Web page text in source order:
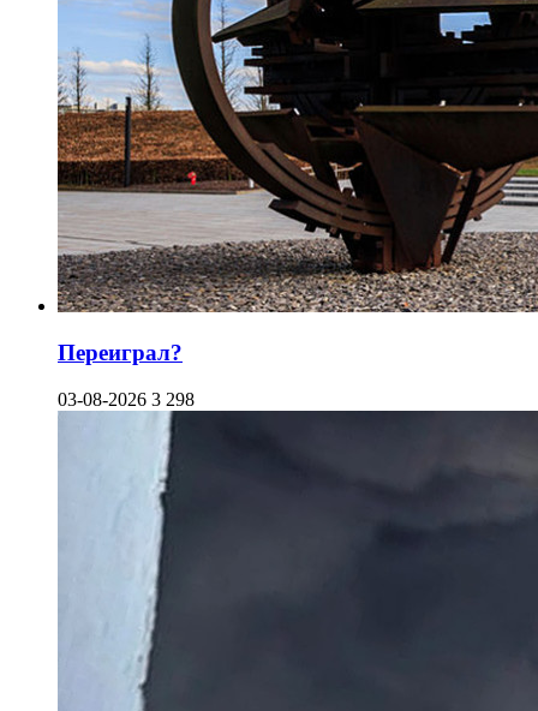
Переиграл?
03-08-2026 3 298